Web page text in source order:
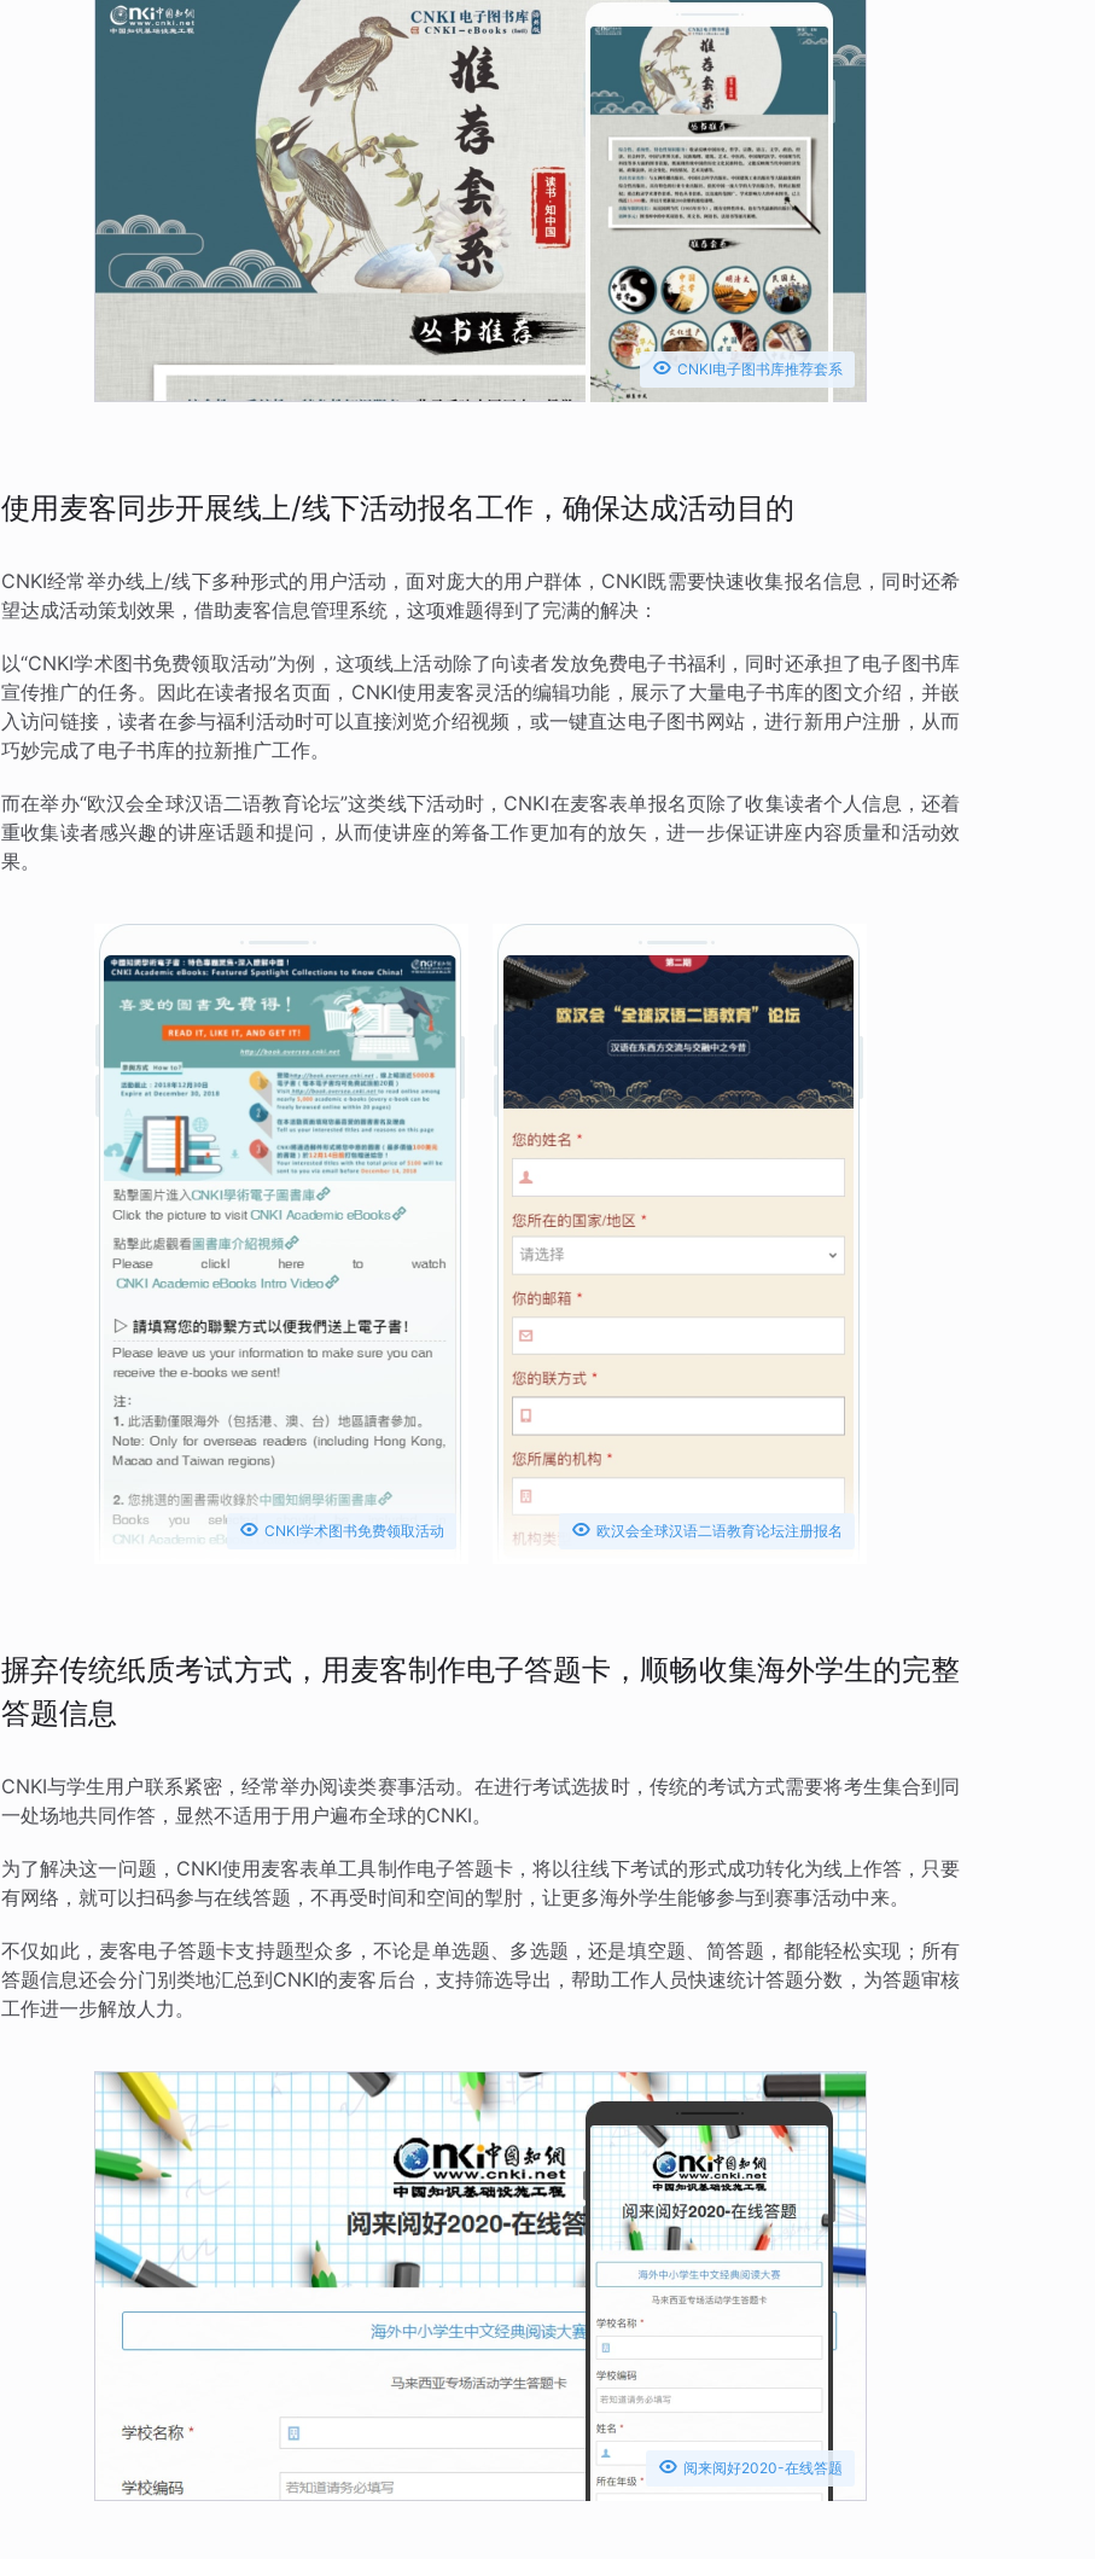
 CNKI电子图书库推荐套系
使用麦客同步开展线上/线下活动报名工作，确保达成活动目的
CNKI经常举办线上/线下多种形式的用户活动，面对庞大的用户群体，CNKI既需要快速收集报名信息，同时还希
望达成活动策划效果，借助麦客信息管理系统，这项难题得到了完满的解决：
以“CNKI学术图书免费领取活动”为例，这项线上活动除了向读者发放免费电子书福利，同时还承担了电子图书库
宣传推广的任务。因此在读者报名页面，CNKI使用麦客灵活的编辑功能，展示了大量电子书库的图文介绍，并嵌
入访问链接，读者在参与福利活动时可以直接浏览介绍视频，或一键直达电子图书网站，进行新用户注册，从而
巧妙完成了电子书库的拉新推广工作。
而在举办“欧汉会全球汉语二语教育论坛”这类线下活动时，CNKI在麦客表单报名页除了收集读者个人信息，还着
重收集读者感兴趣的讲座话题和提问，从而使讲座的筹备工作更加有的放矢，进一步保证讲座内容质量和活动效
果。
 CNKI学术图书免费领取活动  欧汉会全球汉语二语教育论坛注册报名
摒弃传统纸质考试方式，用麦客制作电子答题卡，顺畅收集海外学生的完整
答题信息
CNKI与学生用户联系紧密，经常举办阅读类赛事活动。在进行考试选拔时，传统的考试方式需要将考生集合到同
一处场地共同作答，显然不适用于用户遍布全球的CNKI。
为了解决这一问题，CNKI使用麦客表单工具制作电子答题卡，将以往线下考试的形式成功转化为线上作答，只要
有网络，就可以扫码参与在线答题，不再受时间和空间的掣肘，让更多海外学生能够参与到赛事活动中来。
不仅如此，麦客电子答题卡支持题型众多，不论是单选题、多选题，还是填空题、简答题，都能轻松实现；所有
答题信息还会分门别类地汇总到CNKI的麦客后台，支持筛选导出，帮助工作人员快速统计答题分数，为答题审核
工作进一步解放人力。
 阅来阅好2020-在线答题